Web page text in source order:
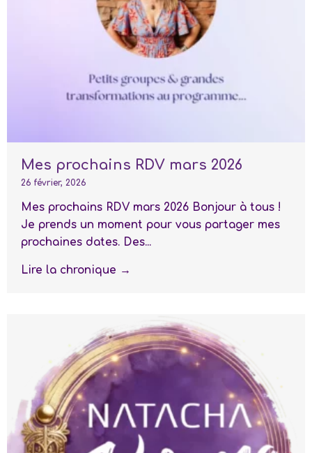
Mes prochains RDV mars 2026
26 février, 2026
Mes prochains RDV mars 2026 Bonjour à tous !
Je prends un moment pour vous partager mes
prochaines dates. Des...
Lire la chronique →